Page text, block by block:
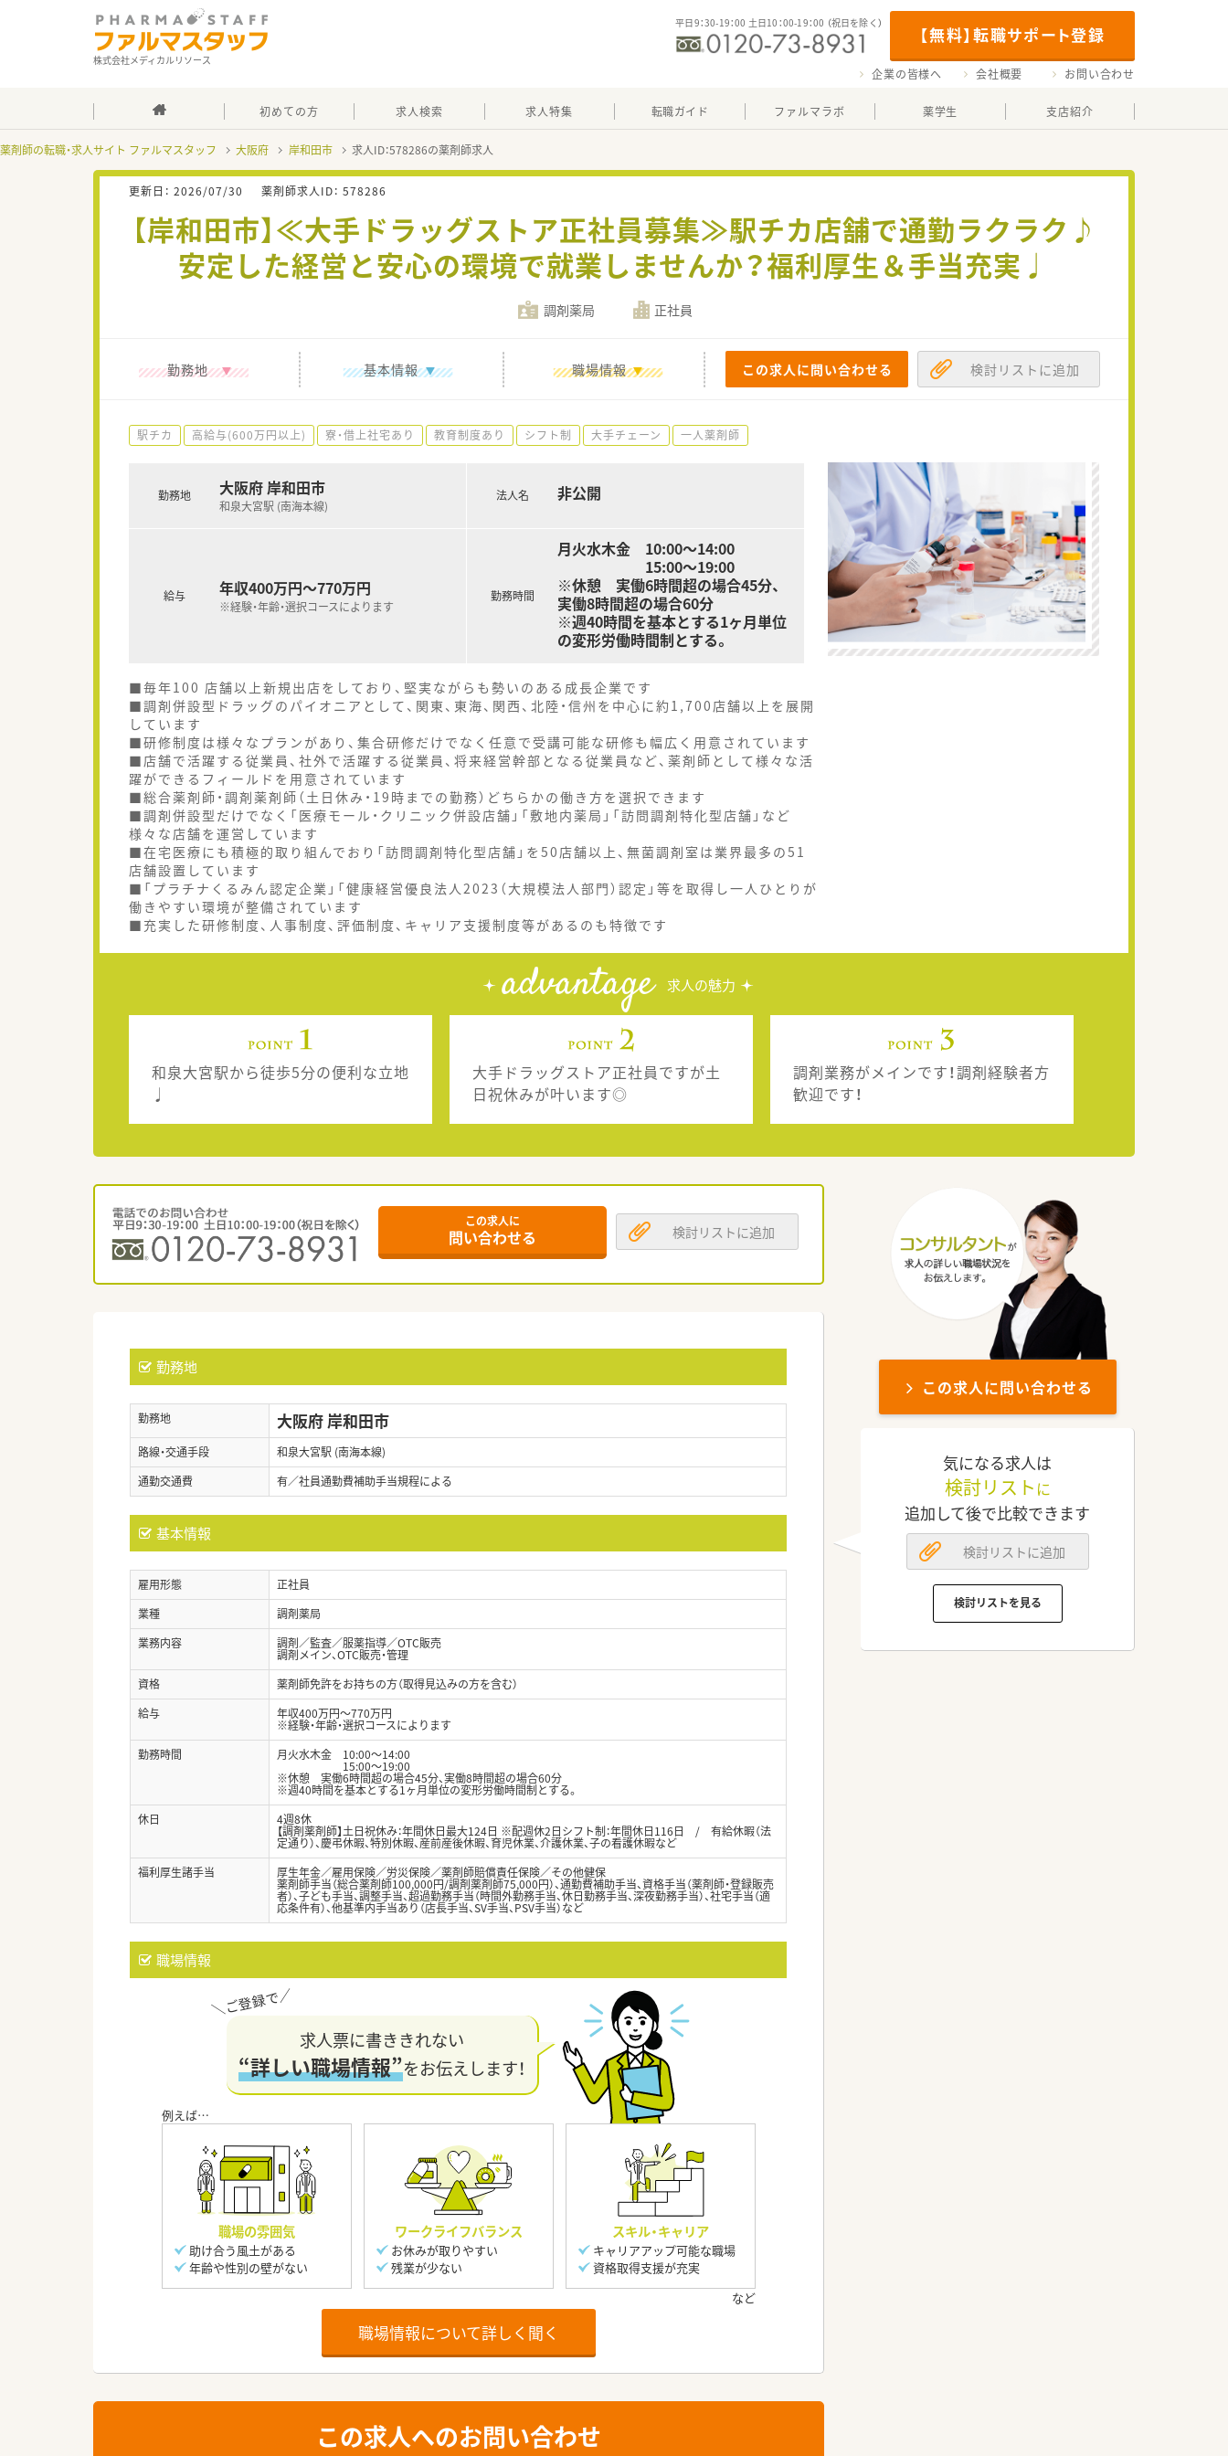
株式会社メディカルリソース
【無料】転職サポート登録
平日9：30-19：00 土日10：00-19：00 （祝日を除く）
企業の皆様へ 会社概要 お問い合わせ
初めての方 求人検索 求人特集 転職ガイド ファルマラボ 薬学生 支店紹介
薬剤師の転職・求人サイト ファルマスタッフ 大阪府 岸和田市 求人ID：578286の薬剤師求人
更新日： 2026/07/30 薬剤師求人ID： 578286
【岸和田市】≪大手ドラッグストア正社員募集≫駅チカ店舗で通勤ラクラク♪
安定した経営と安心の環境で就業しませんか？福利厚生＆手当充実♩
調剤薬局 正社員
勤務地 基本情報 職場情報 この求人に問い合わせる 検討リストに追加
駅チカ 高給与(600万円以上) 寮・借上社宅あり 教育制度あり シフト制 大手チェーン 一人薬剤師
勤務地 大阪府 岸和田市
和泉大宮駅 (南海本線)
給与 年収400万円～770万円
※経験・年齢・選択コースによります
法人名 非公開
勤務時間
月火水木金 10:00〜14:00
15:00〜19:00
※休憩 実働6時間超の場合45分、
実働8時間超の場合60分
※週40時間を基本とする1ヶ月単位
の変形労働時間制とする。
■毎年100 店舗以上新規出店をしており、堅実ながらも勢いのある成長企業です
■調剤併設型ドラッグのパイオニアとして、関東、東海、関西、北陸・信州を中心に約1,700店舗以上を展開
しています
■研修制度は様々なプランがあり、集合研修だけでなく任意で受講可能な研修も幅広く用意されています
■店舗で活躍する従業員、社外で活躍する従業員、将来経営幹部となる従業員など、薬剤師として様々な活
躍ができるフィールドを用意されています
■総合薬剤師・調剤薬剤師（土日休み・19時までの勤務）どちらかの働き方を選択できます
■調剤併設型だけでなく「医療モール・クリニック併設店舗」「敷地内薬局」「訪問調剤特化型店舗」など
様々な店舗を運営しています
■在宅医療にも積極的取り組んでおり「訪問調剤特化型店舗」を50店舗以上、無菌調剤室は業界最多の51
店舗設置しています
■「プラチナくるみん認定企業」「健康経営優良法人2023（大規模法人部門）認定」等を取得し一人ひとりが
働きやすい環境が整備されています
■充実した研修制度、人事制度、評価制度、キャリア支援制度等があるのも特徴です
advantage 求人の魅力
和泉大宮駅から徒歩5分の便利な立地
♩
大手ドラッグストア正社員ですが土
日祝休みが叶います◎
調剤業務がメインです！調剤経験者方
歓迎です！
この求人に
問い合わせる 検討リストに追加
勤務地
勤務地 大阪府 岸和田市
路線・交通手段
和泉大宮駅 (南海本線)
通勤交通費
有／社員通勤費補助手当規程による
基本情報
雇用形態
正社員
業種
調剤薬局
業務内容
調剤／監査／服薬指導／OTC販売
調剤メイン、OTC販売・管理
資格
薬剤師免許をお持ちの方（取得見込みの方を含む）
給与
年収400万円～770万円
※経験・年齢・選択コースによります
勤務時間
月火水木金 10:00〜14:00
15:00〜19:00
※休憩 実働6時間超の場合45分、実働8時間超の場合60分
※週40時間を基本とする1ヶ月単位の変形労働時間制とする。
休日
4週8休
【調剤薬剤師】土日祝休み：年間休日最大124日 ※配週休2日シフト制：年間休日116日 / 有給休暇（法
定通り）、慶弔休暇、特別休暇、産前産後休暇、育児休業、介護休業、子の看護休暇など
福利厚生諸手当
厚生年金／雇用保険／労災保険／薬剤師賠償責任保険／その他健保
薬剤師手当（総合薬剤師100,000円/調剤薬剤師75,000円）、通勤費補助手当、資格手当（薬剤師・登録販売
者）、子ども手当、調整手当、超過勤務手当（時間外勤務手当、休日勤務手当、深夜勤務手当）、社宅手当（適
応条件有）、他基準内手当あり（店長手当、SV手当、PSV手当）など
職場情報
求人票に書ききれない
“詳しい職場情報”をお伝えします！
職場の雰囲気
助け合う風土がある
年齢や性別の壁がない
ワークライフバランス
お休みが取りやすい
残業が少ない
スキル・キャリア
キャリアアップ可能な職場
資格取得支援が充実
職場情報について詳しく聞く
この求人へのお問い合わせ
この求人に問い合わせる
気になる求人は
検討リスト に
追加して後で比較できます
検討リストに追加
検討リストを見る